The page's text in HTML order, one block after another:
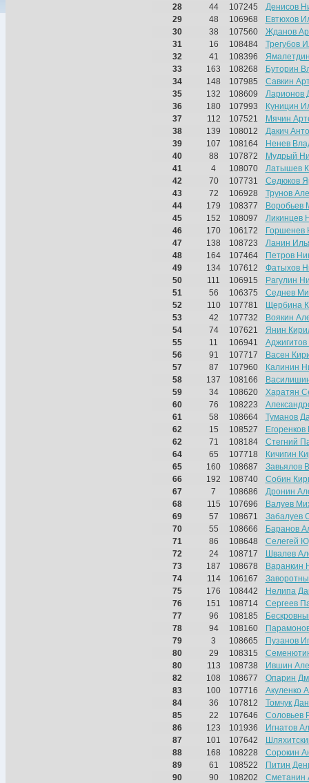
28
44 107245
Денисов
29
48 106968
Евтюхов
30
38 107560
Жданов
31
16 108484
Трегубов
32
41 108396
33
163 108268
Буторин
34
148 107985
Савкин
35
132 108609
Ларионов
36
180 107993
Куницин
37
112 107521
Мячин
38
139 108012
Дакич
39
107 108164
Ненев
40
88 107872
Мудрый
41
4 108070
Латышев
42
70 107731
Седюков
43
72 106928
Трунов
44
179 108377
Воробьев
45
152 108097
Ликинцев
46
170 106172
Горшенев
47
138 108723
Ланин
48
164 107464
Петров
49
134 107612
Фатыхов
50
111 106915
Рагулин
51
56 106375
Седнев
52
110 107781
Щербина
53
42 107732
Воякин
54
74 107621
Янин
55
11 106941
56
91 107717
Васен
57
87 107960
Калинин
58
137 108166
59
34 108620
Харатян
60
76 108223
61
58 108664
Туманов
62
15 108527
Егоренков
62
71 108184
Стегний
64
65 107718
Кичигин
65
160 108687
Завьялов
66
192 108740
Собин
67
7 108686
Дронин
68
115 107696
Валуев
69
57 108671
Забалуев
70
55 108666
Баранов
71
86 108648
Селегей
72
24 108717
Швалев
73
187 108678
Варанкин
74
114 106167
75
176 108442
Нелипа
76
151 108714
Сергеев
77
96 108185
78
94 108160
79
3 108665
Пузанов
80
29 108315
80
113 108738
Ившин
82
108 108677
Опарин
83
100 107716
Акуленко
84
36 107812
Томчук
85
22 107646
Соловьев
86
123 101936
Игнатов
87
101 107642
88
168 108228
Сорокин
89
61 108522
Питин
90
90 108202
Сметанин